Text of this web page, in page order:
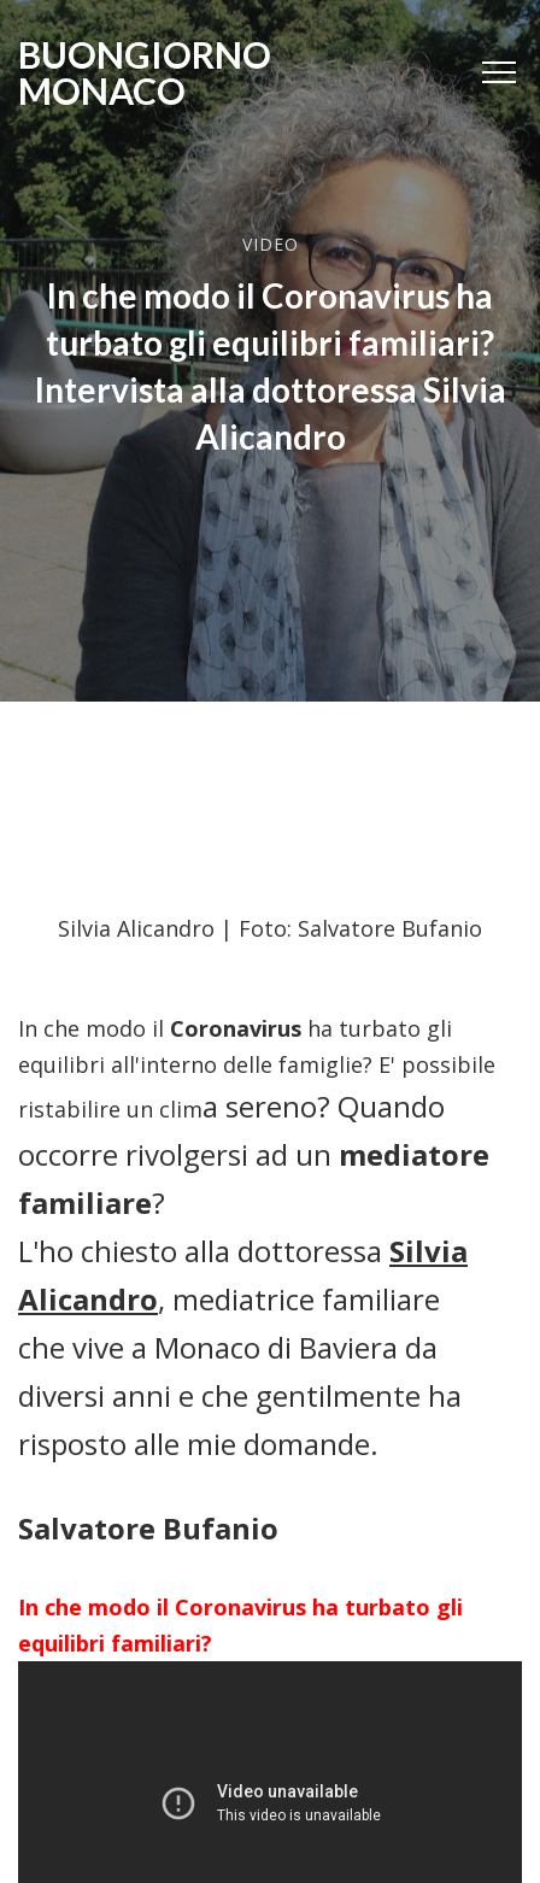
BUONGIORNO
MONACO
VIDEO
In che modo il Coronavirus ha
turbato gli equilibri familiari?
Intervista alla dottoressa Silvia
Alicandro
Silvia Alicandro | Foto: Salvatore Bufanio
In che modo il Coronavirus ha turbato gli
equilibri all'interno delle famiglie? E' possibile
ristabilire un clima sereno? Quando
occorre rivolgersi ad un mediatore
familiare?
L'ho chiesto alla dottoressa Silvia
Alicandro, mediatrice familiare
che vive a Monaco di Baviera da
diversi anni e che gentilmente ha
risposto alle mie domande.
Salvatore Bufanio
In che modo il Coronavirus ha turbato gli
equilibri familiari?